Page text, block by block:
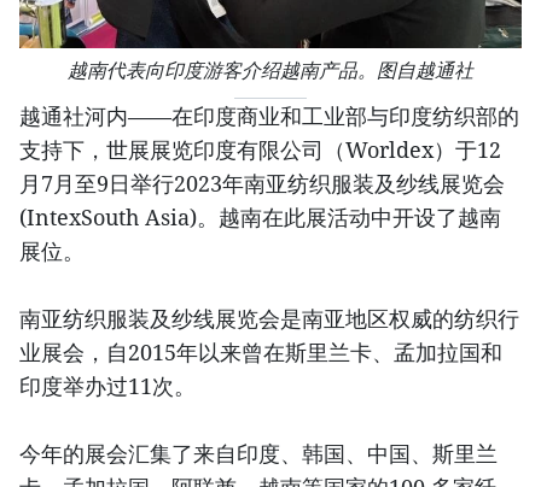
越南代表向印度游客介绍越南产品。图自越通社
越通社河内——在印度商业和工业部与印度纺织部的
支持下，世展展览印度有限公司（Worldex）于12
月7月至9日举行2023年南亚纺织服装及纱线展览会
(IntexSouth Asia)。越南在此展活动中开设了越南
展位。
南亚纺织服装及纱线展览会是南亚地区权威的纺织行
业展会，自2015年以来曾在斯里兰卡、孟加拉国和
印度举办过11次。
今年的展会汇集了来自印度、韩国、中国、斯里兰